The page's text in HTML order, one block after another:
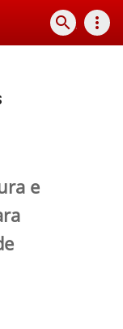
search more_vert
e